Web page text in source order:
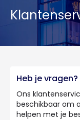
Heb je vragen?
Ons
beschikbaar om
helpen met je